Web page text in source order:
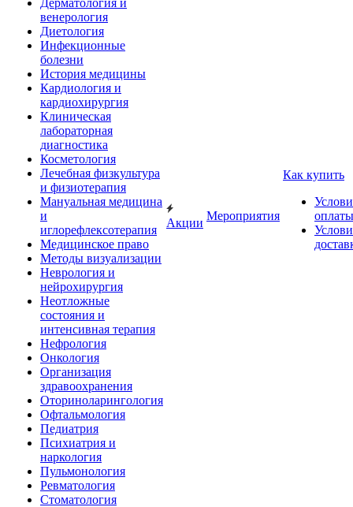
Дерматология и
венерология
Диетология
Инфекционные
болезни
История медицины
Кардиология и
кардиохирургия
Клиническая
лабораторная
диагностика
Косметология
Лечебная физкультура
и физиотерапия
Мануальная медицина
и
иглорефлексотерапия
Медицинское право
Методы визуализации
Неврология и
нейрохирургия
Неотложные
состояния и
интенсивная терапия
Нефрология
Онкология
Организация
здравоохранения
Оториноларингология
Офтальмология
Педиатрия
Психиатрия и
наркология
Пульмонология
Ревматология
Стоматология
Акции
Мероприятия
Как купить
оплаты